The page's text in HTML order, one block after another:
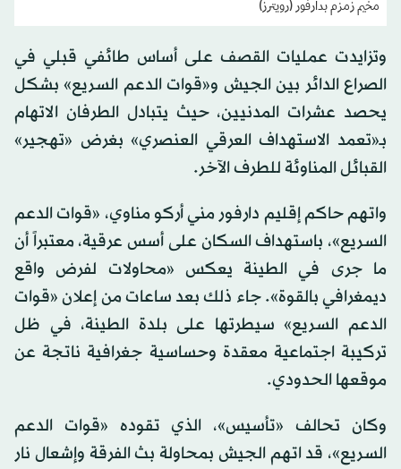
مخيم زمزم بدارفور (رويترز)
وتزايدت عمليات القصف على أساس طائفي قبلي في
الصراع الدائر بين الجيش و«قوات الدعم السريع» بشكل
يحصد عشرات المدنيين، حيث يتبادل الطرفان الاتهام
بـ«تعمد الاستهداف العرقي العنصري» بغرض «تهجير»
القبائل المناوئة للطرف الآخر.
واتهم حاكم إقليم دارفور مني أركو مناوي، «قوات الدعم
السريع»، باستهداف السكان على أسس عرقية، معتبراً أن
ما جرى في الطينة يعكس «محاولات لفرض واقع
ديمغرافي بالقوة». جاء ذلك بعد ساعات من إعلان «قوات
الدعم السريع» سيطرتها على بلدة الطينة، في ظل
تركيبة اجتماعية معقدة وحساسية جغرافية ناتجة عن
موقعها الحدودي.
وكان تحالف «تأسيس»، الذي تقوده «قوات الدعم
السريع»، قد اتهم الجيش بمحاولة بث الفرقة وإشعال نار